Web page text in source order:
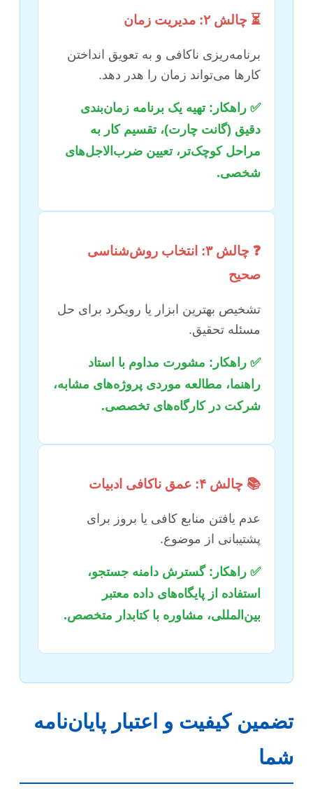
⏳ چالش ۲: مدیریت زمان
برنامه‌ریزی ناکافی و به تعویق انداختن
کارها می‌تواند زمان را هدر دهد.
✅ راهکار: تهیه یک برنامه زمان‌بندی
دقیق (گانت چارت)، تقسیم کار به
مراحل کوچک‌تر، تعیین ضرب‌الاجل‌های
شخصی.
❓ چالش ۳: انتخاب روش‌شناسی
صحیح
تشخیص بهترین ابزار یا رویکرد برای حل
مسئله تحقیق.
✅ راهکار: مشورت مداوم با استاد
راهنما، مطالعه موردی پروژه‌های مشابه،
شرکت در کارگاه‌های تخصصی.
📚 چالش ۴: عمق ناکافی ادبیات
عدم یافتن منابع کافی یا بروز برای
پشتیبانی از موضوع.
✅ راهکار: گسترش دامنه جستجو،
استفاده از پایگاه‌های داده معتبر
بین‌المللی، مشاوره با کتابدار متخصص.
تضمین کیفیت و اعتبار پایان‌نامه
شما